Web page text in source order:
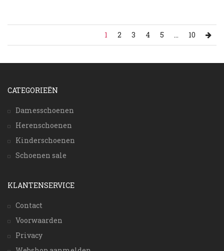
1 2 3 4 5 ... 10
CATEGORIEËN
Damesschoenen
Herenschoenen
Kinderschoenen
Schoenen sale
KLANTENSERVICE
Contact
Voorwaarden
Privacy